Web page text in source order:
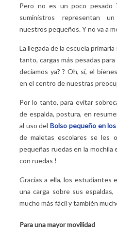
Pero no es un poco pesado
suministros representan
nuestros pequeños. Y no va a
La llegada de la escuela
tanto, cargas más pesadas
decíamos ya? ? Oh, sí, el
en el centro de nuestras
Por lo tanto, para evitar
de espalda, postura, en
al uso delBolso pequeño en
de maletas escolares se les
pequeñas ruedas en la mochila
con ruedas !
Gracias a ella, los estudiantes
una carga sobre sus
mucho más fácil y también
Para una mayor movilidad